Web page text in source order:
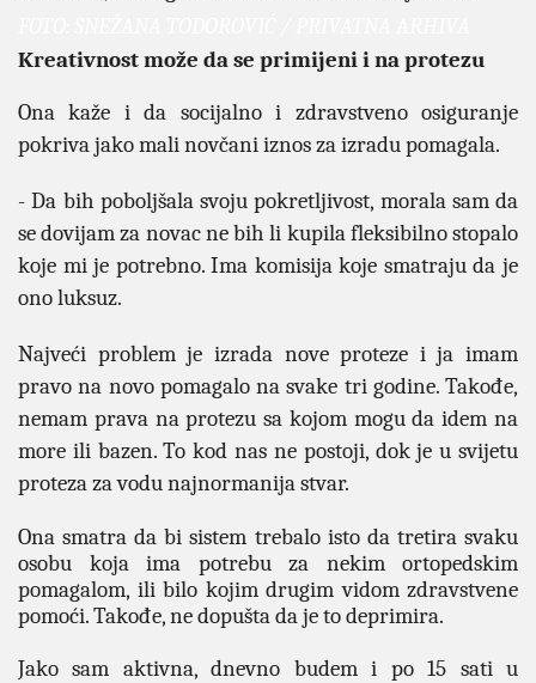
Kreativnost može da se primijeni i na protezu
Ona kaže i da socijalno i zdravstveno osiguranje
pokriva jako mali novčani iznos za izradu pomagala.
- Da bih poboljšala svoju pokretljivost, morala sam da
se dovijam za novac ne bih li kupila fleksibilno stopalo
koje mi je potrebno. Ima komisija koje smatraju da je
ono luksuz.
Najveći problem je izrada nove proteze i ja imam
pravo na novo pomagalo na svake tri godine. Takođe,
nemam prava na protezu sa kojom mogu da idem na
more ili bazen. To kod nas ne postoji, dok je u svijetu
proteza za vodu najnormanija stvar.
Ona smatra da bi sistem trebalo isto da tretira svaku
osobu koja ima potrebu za nekim ortopedskim
pomagalom, ili bilo kojim drugim vidom zdravstvene
pomoći. Takođe, ne dopušta da je to deprimira.
Jako sam aktivna, dnevno budem i po 15 sati u